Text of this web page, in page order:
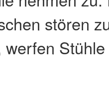
stören
werfen